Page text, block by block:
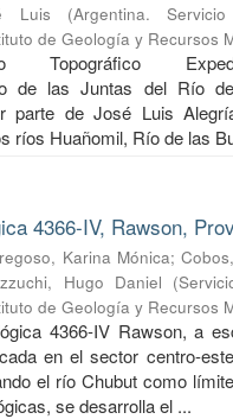
Luis (Argentina.
de Geología y Recursos
Topográfico
de las Juntas del Río
parte de José Luis
ríos Huañomil, Río de las
4366-IV, Rawson,
Karina Mónica;
Hugo Daniel (
de Geología y Recursos
4366-IV Rawson, a
en el sector centro-
el río Chubut como
se desarrolla el ...